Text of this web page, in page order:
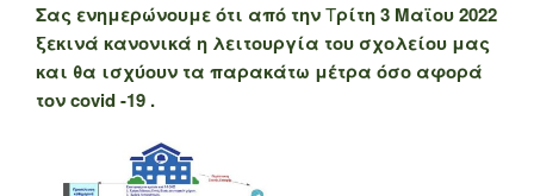
Σας ενημερώνουμε ότι από τηνΤρίτη 3 Μαϊου 2022
ξεκινά κανονικά η λειτουργία του σχολείου μας
και θα ισχύουν τα παρακάτω μέτρα όσο αφορά
τον covid -19 .